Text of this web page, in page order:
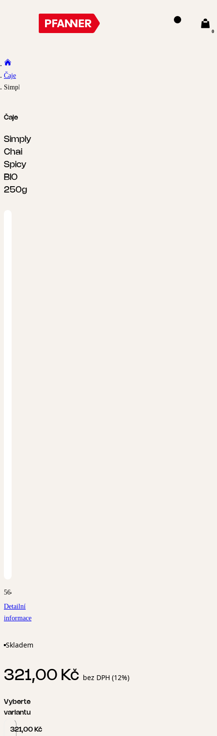
0
Čaje
Simply Chai Spicy BIO 250g
Čaje
Simply
Chai
Spicy
BIO
250g
5647
Detailní
informace
Skladem
321,00 Kč bez DPH (12%)
Vyberte
variantu
321,00 Kč